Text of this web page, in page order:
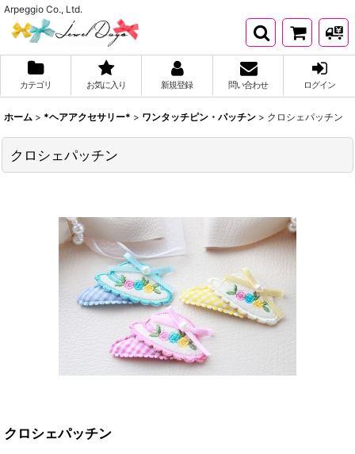
Arpeggio Co., Ltd.
カテゴリ お気に入り 新規登録 問い合わせ ログイン
ホーム > *ヘアアクセサリー* > ワンタッチピン・パッチン > クロシェパッチン
クロシェパッチン
クロシェパッチン